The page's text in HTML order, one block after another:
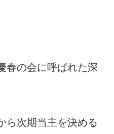
春の会に呼ばれた深
ら次期当主を決める